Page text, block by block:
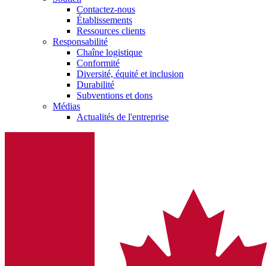
Contactez-nous
Établissements
Ressources clients
Responsabilité
Chaîne logistique
Conformité
Diversité, équité et inclusion
Durabilité
Subventions et dons
Médias
Actualités de l'entreprise